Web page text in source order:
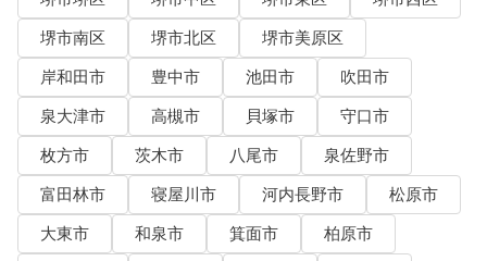
堺市南区
堺市北区
堺市美原区
岸和田市
豊中市 池田市
吹田市
泉大津市
高槻市 貝塚市
守口市
枚方市
茨木市 八尾市
泉佐野市
富田林市
寝屋川市 河内長野市
松原市
大東市
和泉市 箕面市
柏原市